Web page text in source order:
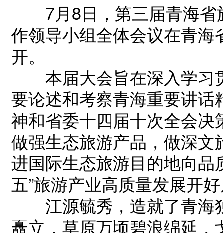
7月8日，第三届青海省
作领导小组全体会议在青
开。
本届大会旨在深入学习
要论述和考察青海重要讲
神和省委十四届十次全会
做强生态旅游产品，做深
进国际生态旅游目的地向品
五”旅游产业高质量发展开
江源毓秀，造就了青海
矗立，草原万顷碧浪绵延